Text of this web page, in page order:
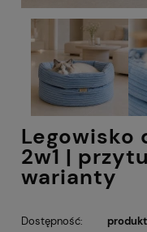
Legowisko
2w1 |
warianty
Dostępność: